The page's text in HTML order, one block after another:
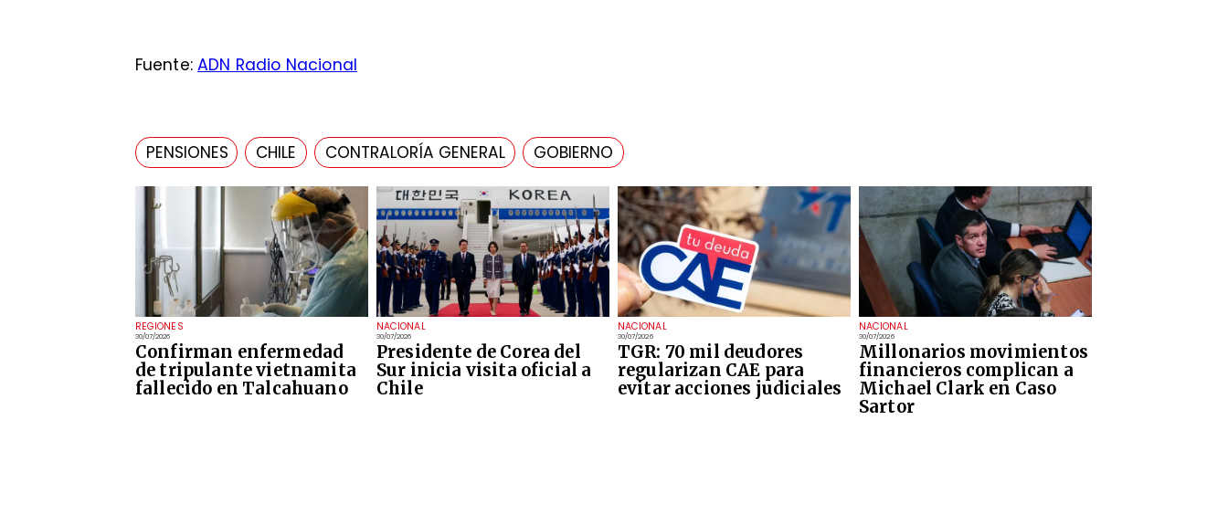
REGIONES
30/07/2026
Confirman enfermedad
de tripulante vietnamita
fallecido en Talcahuano
NACIONAL
30/07/2026
Presidente de Corea del
Sur inicia visita oficial a
Chile
NACIONAL
30/07/2026
TGR: 70 mil deudores
regularizan CAE para
evitar acciones judiciales
NACIONAL
30/07/2026
Millonarios movimientos
financieros complican a
Michael Clark en Caso
Sartor
Fuente:ADN Radio Nacional
PENSIONES CHILE CONTRALORÍA GENERAL GOBIERNO